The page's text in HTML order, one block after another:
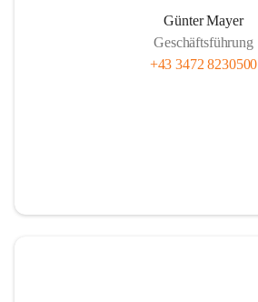
Günter Mayer
Geschäftsführung
+43 3472 8230500